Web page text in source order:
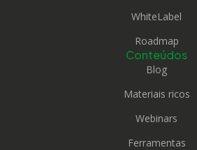
WhiteLabel
Roadmap
Conteúdos
Blog
Materiais ricos
Webinars
Ferramentas